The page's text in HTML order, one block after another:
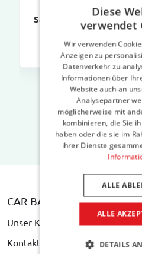
Sabine L
CAR-BAGS.COM
Unser Konzept
Kontakt
Diese
verwendet
Wir verwenden
Anzeigen zu
Datenverkehr zu
Informationen über
Website auch an
Analysepartner
möglicherweise mit
kombinieren, die Sie
haben oder die sie im
ihrer Dienste
ALLE
ALLE
DETAILS